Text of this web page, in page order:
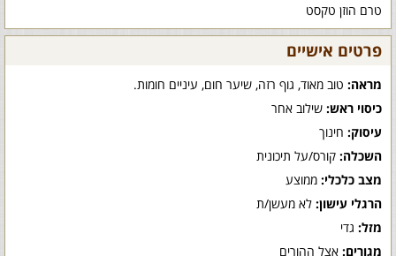
טרם הוזן טקסט
פרטים אישיים
מראה: טוב מאוד, גוף רזה, שיער חום, עיניים חומות.
כיסוי ראש: שילוב אחר
עיסוק: חינוך
השכלה: קורס/על תיכונית
מצב כלכלי: ממוצע
הרגלי עישון: לא מעשן/ת
מזל: גדי
מגורים: אצל ההורים